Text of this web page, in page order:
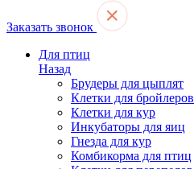
Заказать звонок
Для птиц
Назад
Брудеры для цыплят
Клетки для бройлеров
Клетки для кур
Инкубаторы для яиц
Гнезда для кур
Комбикорма для птиц